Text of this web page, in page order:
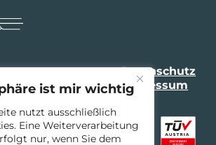
ist mir wichtig
nutzt ausschließlich
Eine Weiterverarbeitung
nur, wenn Sie dem
Datenschutz
Impressum
AGB